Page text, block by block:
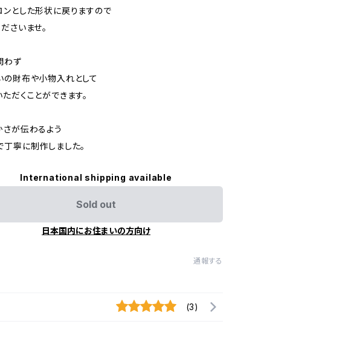
ンとした形状に戻りますので
さいませ。
わず
の財布や小物入れとして
だくことができます。
さが伝わるよう
寧に制作しました。
International shipping available
Sold out
日本国内にお住まいの方向け
通報する
(3)